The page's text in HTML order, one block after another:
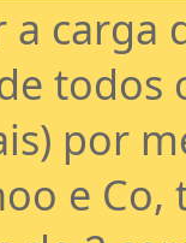
a carga
todos
por
e